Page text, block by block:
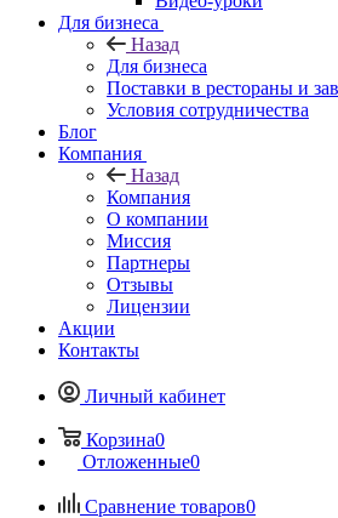
Для бизнеса
Назад
Для бизнеса
Поставки в рестораны и
Условия сотрудничества
Блог
Компания
Назад
Компания
О компании
Миссия
Партнеры
Отзывы
Лицензии
Акции
Контакты
Личный кабинет
Корзина0
Отложенные0
Сравнение товаров0